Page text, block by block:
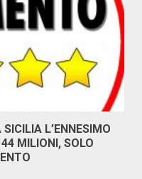
L’ENNESIMO
MILIONI, SOLO